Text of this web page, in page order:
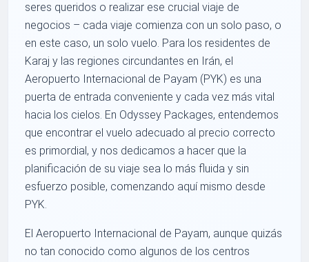
seres queridos o realizar ese crucial viaje de
negocios – cada viaje comienza con un solo paso, o
en este caso, un solo vuelo. Para los residentes de
Karaj y las regiones circundantes en Irán, el
Aeropuerto Internacional de Payam (PYK) es una
puerta de entrada conveniente y cada vez más vital
hacia los cielos. En Odyssey Packages, entendemos
que encontrar el vuelo adecuado al precio correcto
es primordial, y nos dedicamos a hacer que la
planificación de su viaje sea lo más fluida y sin
esfuerzo posible, comenzando aquí mismo desde
PYK.
El Aeropuerto Internacional de Payam, aunque quizás
no tan conocido como algunos de los centros